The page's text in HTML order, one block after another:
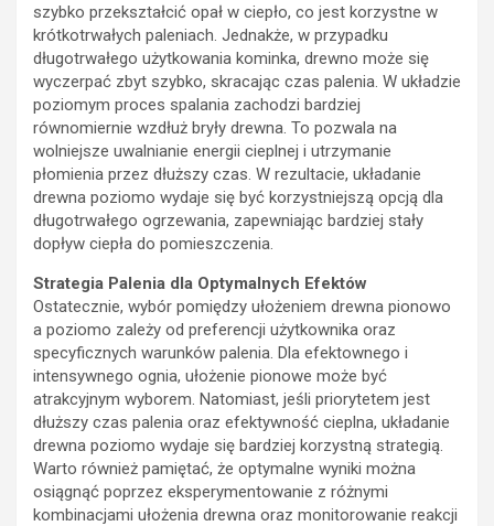
szybko przekształcić opał w ciepło, co jest korzystne w
krótkotrwałych paleniach. Jednakże, w przypadku
długotrwałego użytkowania kominka, drewno może się
wyczerpać zbyt szybko, skracając czas palenia. W układzie
poziomym proces spalania zachodzi bardziej
równomiernie wzdłuż bryły drewna. To pozwala na
wolniejsze uwalnianie energii cieplnej i utrzymanie
płomienia przez dłuższy czas. W rezultacie, układanie
drewna poziomo wydaje się być korzystniejszą opcją dla
długotrwałego ogrzewania, zapewniając bardziej stały
dopływ ciepła do pomieszczenia.
Strategia Palenia dla Optymalnych Efektów
Ostatecznie, wybór pomiędzy ułożeniem drewna pionowo
a poziomo zależy od preferencji użytkownika oraz
specyficznych warunków palenia. Dla efektownego i
intensywnego ognia, ułożenie pionowe może być
atrakcyjnym wyborem. Natomiast, jeśli priorytetem jest
dłuższy czas palenia oraz efektywność cieplna, układanie
drewna poziomo wydaje się bardziej korzystną strategią.
Warto również pamiętać, że optymalne wyniki można
osiągnąć poprzez eksperymentowanie z różnymi
kombinacjami ułożenia drewna oraz monitorowanie reakcji